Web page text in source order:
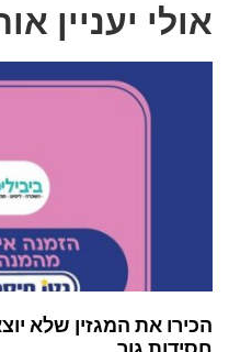
אולי יעניין
הכירו את המגזין שלא